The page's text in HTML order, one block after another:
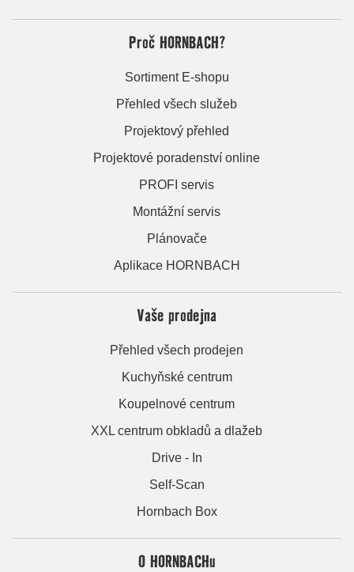
Proč HORNBACH?
Sortiment E-shopu
Přehled všech služeb
Projektový přehled
Projektové poradenství online
PROFI servis
Montážní servis
Plánovače
Aplikace HORNBACH
Vaše prodejna
Přehled všech prodejen
Kuchyňské centrum
Koupelnové centrum
XXL centrum obkladů a dlažeb
Drive - In
Self-Scan
Hornbach Box
O HORNBACHu